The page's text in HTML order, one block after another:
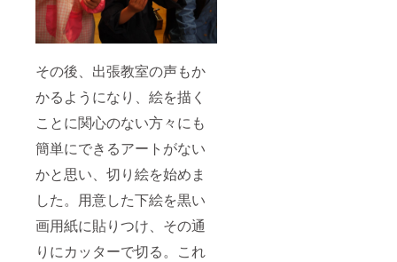
その後、出張教室の声もか
かるようになり、絵を描く
ことに関心のない方々にも
簡単にできるアートがない
かと思い、切り絵を始めま
した。用意した下絵を黒い
画用紙に貼りつけ、その通
りにカッターで切る。これ